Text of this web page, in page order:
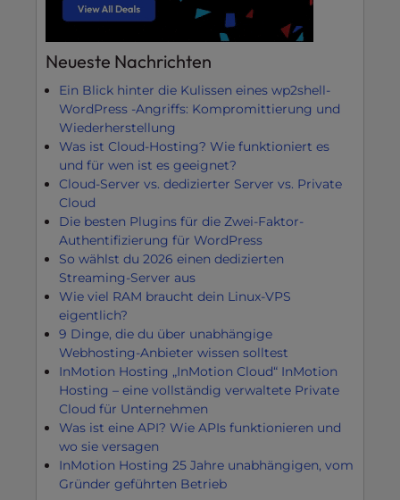
Neueste Nachrichten
Ein Blick hinter die Kulissen eines wp2shell-
WordPress -Angriffs: Kompromittierung und
Wiederherstellung
Was ist Cloud-Hosting? Wie funktioniert es
und für wen ist es geeignet?
Cloud-Server vs. dedizierter Server vs. Private
Cloud
Die besten Plugins für die Zwei-Faktor-
Authentifizierung für WordPress
So wählst du 2026 einen dedizierten
Streaming-Server aus
Wie viel RAM braucht dein Linux-VPS
eigentlich?
9 Dinge, die du über unabhängige
Webhosting-Anbieter wissen solltest
InMotion Hosting „InMotion Cloud“ InMotion
Hosting – eine vollständig verwaltete Private
Cloud für Unternehmen
Was ist eine API? Wie APIs funktionieren und
wo sie versagen
InMotion Hosting 25 Jahre unabhängigen, vom
Gründer geführten Betrieb